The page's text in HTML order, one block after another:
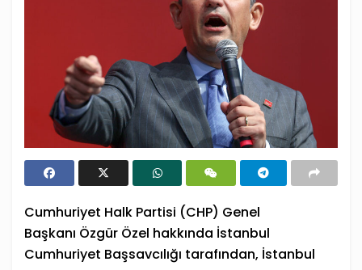
Cumhuriyet Halk Partisi (CHP) Genel
Başkanı Özgür Özel hakkında İstanbul
Cumhuriyet Başsavcılığı tarafından, İstanbul